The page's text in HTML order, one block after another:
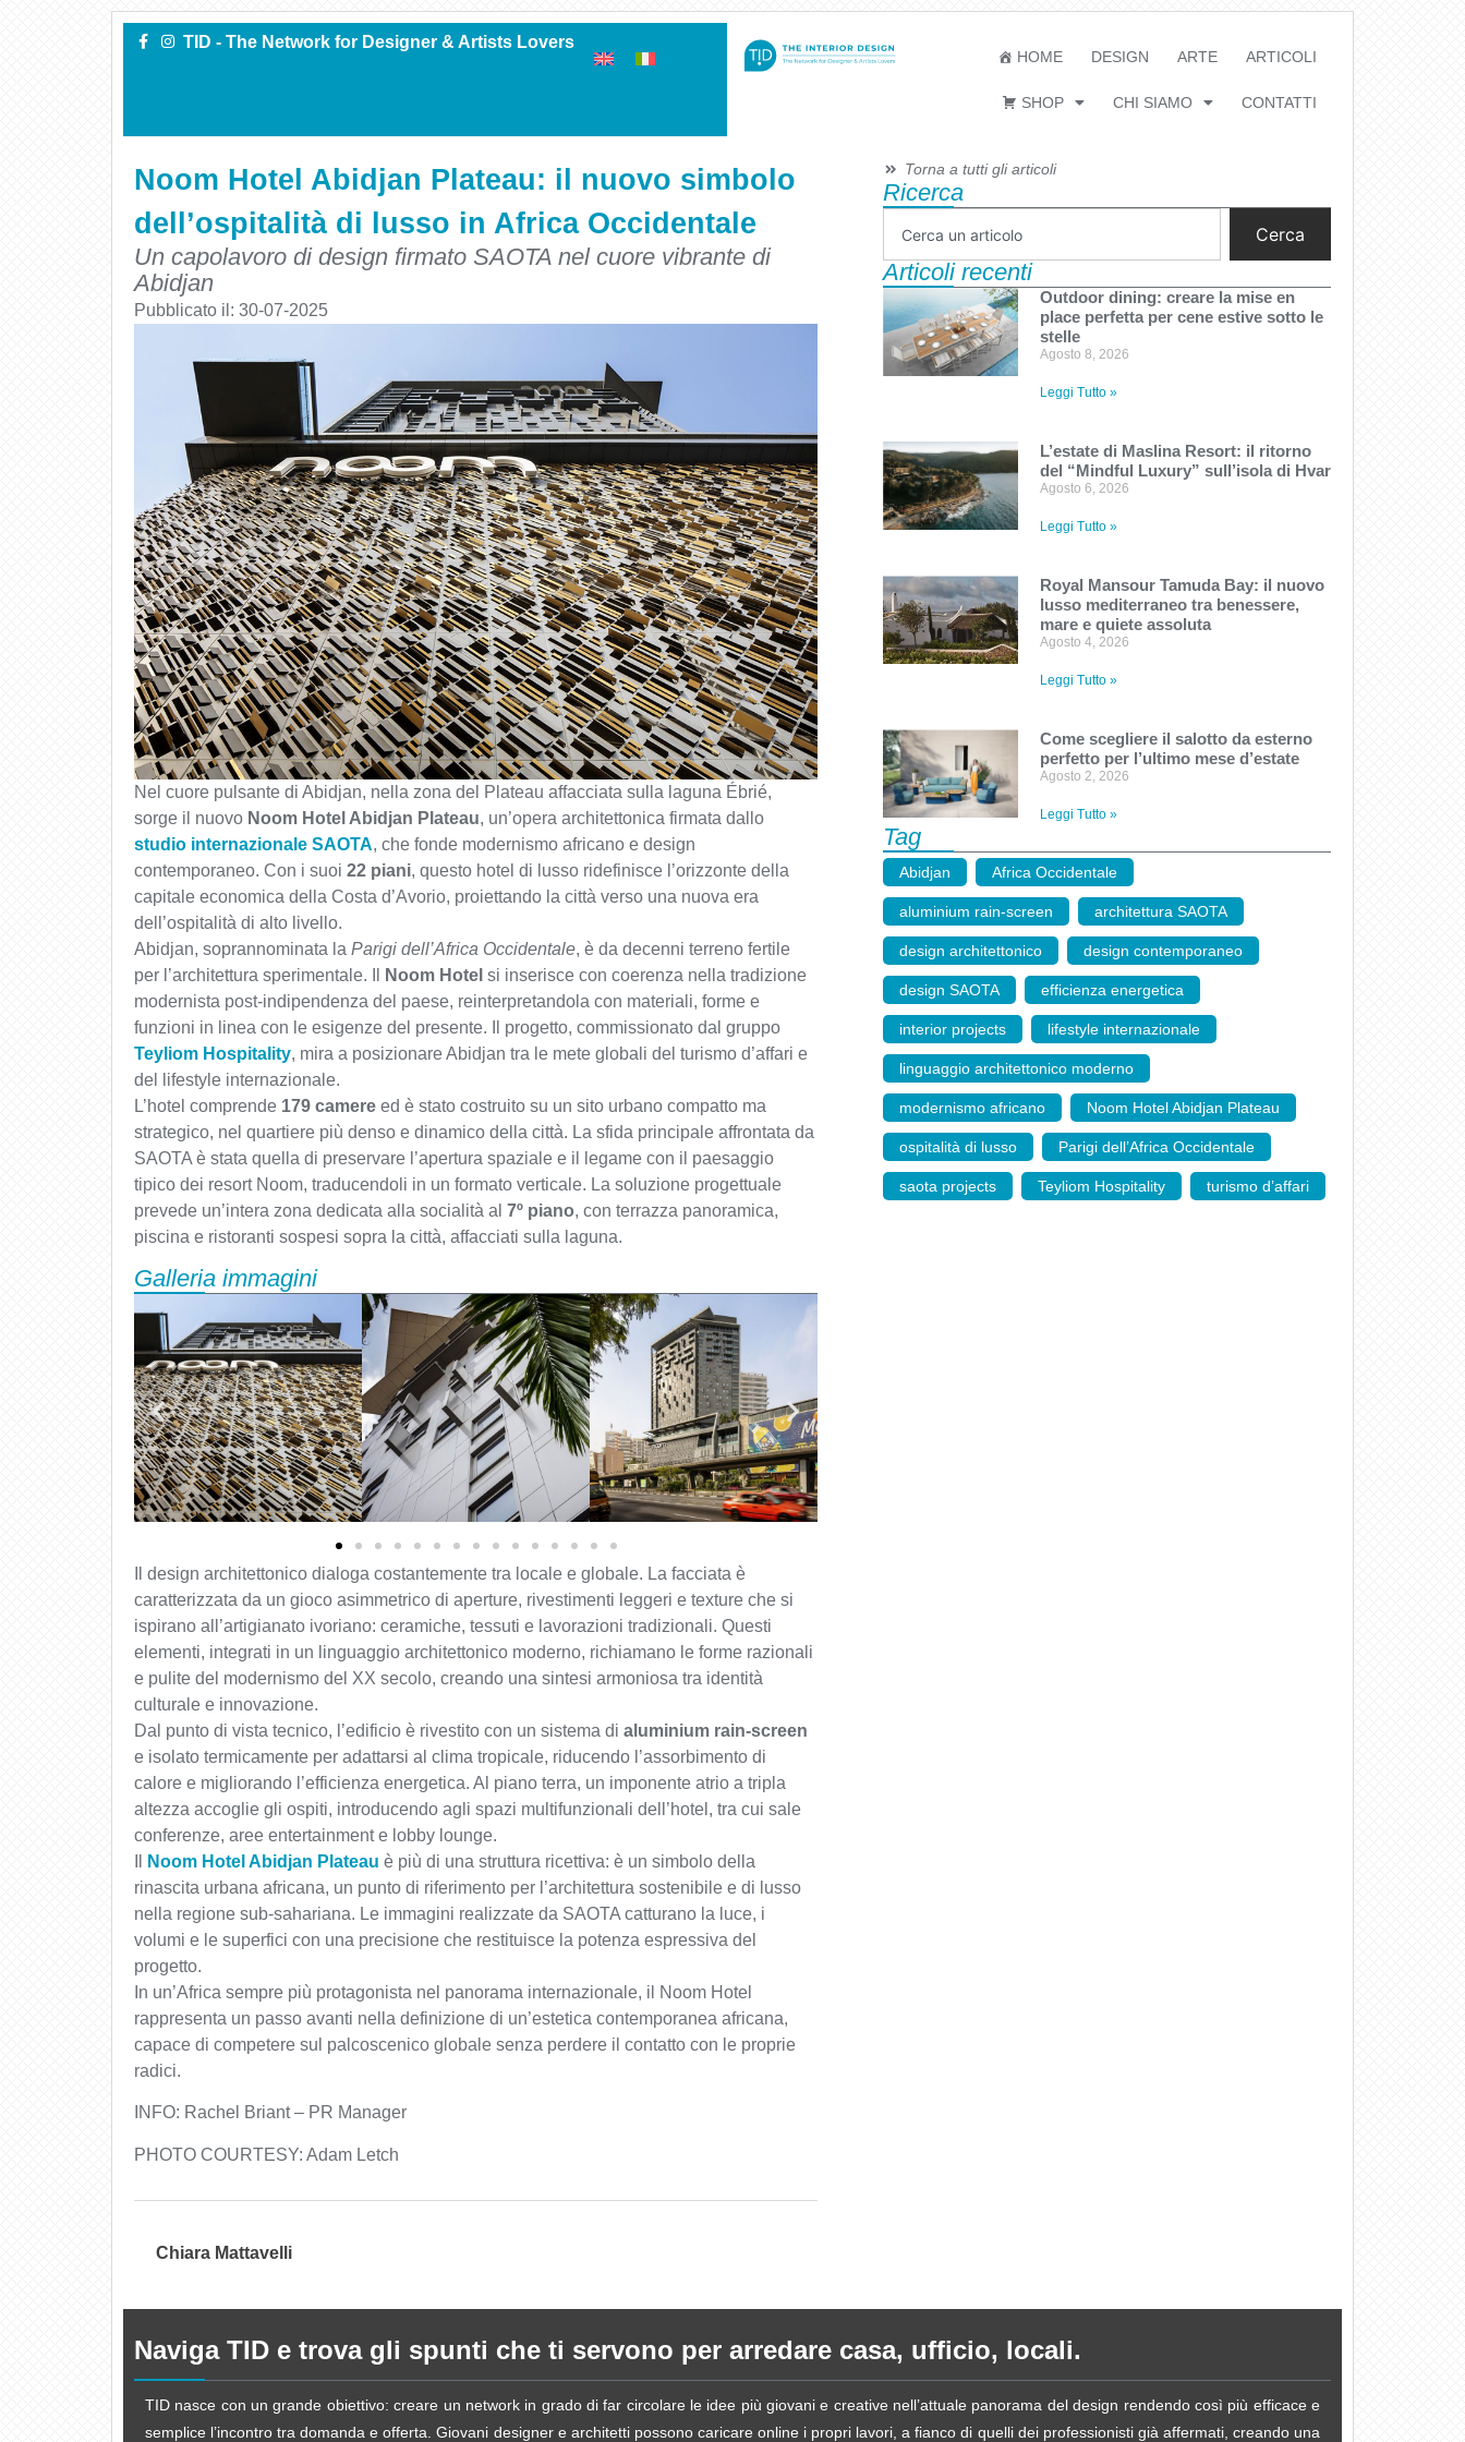
TID - The Network for Designer & Artists Lovers
HOME DESIGN ARTE ARTICOLI
SHOP CHI SIAMO CONTATTI
Noom Hotel Abidjan Plateau: il nuovo simbolo
dell’ospitalità di lusso in Africa Occidentale
Un capolavoro di design firmato SAOTA nel cuore vibrante di
Abidjan
Pubblicato il: 30-07-2025
Nel cuore pulsante di Abidjan, nella zona del Plateau affacciata sulla laguna Ébrié,
sorge il nuovo Noom Hotel Abidjan Plateau, un’opera architettonica firmata dallo
studio internazionale SAOTA, che fonde modernismo africano e design
contemporaneo. Con i suoi 22 piani, questo hotel di lusso ridefinisce l’orizzonte della
capitale economica della Costa d’Avorio, proiettando la città verso una nuova era
dell’ospitalità di alto livello.
Abidjan, soprannominata la Parigi dell’Africa Occidentale, è da decenni terreno fertile
per l’architettura sperimentale. Il
Noom Hotel si inserisce con coerenza nella tradizione
modernista post-indipendenza del paese, reinterpretandola con materiali, forme e
funzioni in linea con le esigenze del presente. Il progetto, commissionato dal gruppo
Teyliom Hospitality, mira a posizionare Abidjan tra le mete globali del turismo d’affari e
del lifestyle internazionale.
L’hotel comprende 179 camere ed è stato costruito su un sito urbano compatto ma
strategico, nel quartiere più denso e dinamico della città. La sfida principale affrontata da
SAOTA è stata quella di preservare l’apertura spaziale e il legame con il paesaggio
tipico dei resort Noom, traducendoli in un formato verticale. La soluzione progettuale
prevede un’intera zona dedicata alla socialità al 7º piano, con terrazza panoramica,
piscina e ristoranti sospesi sopra la città, affacciati sulla laguna.
Galleria immagini
Il design architettonico dialoga costantemente tra locale e globale. La facciata è
caratterizzata da un gioco asimmetrico di aperture, rivestimenti leggeri e texture che si
ispirano all’artigianato ivoriano: ceramiche, tessuti e lavorazioni tradizionali. Questi
elementi, integrati in un linguaggio architettonico moderno, richiamano le forme razionali
e pulite del modernismo del XX secolo, creando una sintesi armoniosa tra identità
culturale e innovazione.
Dal punto di vista tecnico, l’edificio è rivestito con un sistema di aluminium rain-screen
e isolato termicamente per adattarsi al clima tropicale, riducendo l’assorbimento di
calore e migliorando l’efficienza energetica. Al piano terra, un imponente atrio a tripla
altezza accoglie gli ospiti, introducendo agli spazi multifunzionali dell’hotel, tra cui sale
conferenze, aree entertainment e lobby lounge.
Noom Hotel Abidjan Plateau è più di una struttura ricettiva: è un simbolo della
rinascita urbana africana, un punto di riferimento per l’architettura sostenibile e di lusso
nella regione sub-sahariana. Le immagini realizzate da SAOTA catturano la luce, i
volumi e le superfici con una precisione che restituisce la potenza espressiva del
progetto.
In un’Africa sempre più protagonista nel panorama internazionale, il Noom Hotel
rappresenta un passo avanti nella definizione di un’estetica contemporanea africana,
capace di competere sul palcoscenico globale senza perdere il contatto con le proprie
radici.
INFO: Rachel Briant – PR Manager
PHOTO COURTESY: Adam Letch
Chiara Mattavelli
Torna a tutti gli articoli
Ricerca
Cerca
Articoli recenti
Outdoor dining: creare la mise en
place perfetta per cene estive sotto le
stelle
Agosto 8, 2026
Leggi Tutto »
L’estate di Maslina Resort: il ritorno
del “Mindful Luxury” sull’isola di Hvar
Agosto 6, 2026
Leggi Tutto »
Royal Mansour Tamuda Bay: il nuovo
lusso mediterraneo tra benessere,
mare e quiete assoluta
Agosto 4, 2026
Leggi Tutto »
Come scegliere il salotto da esterno
perfetto per l’ultimo mese d’estate
Agosto 2, 2026
Leggi Tutto »
Tag
Abidjan Africa Occidentale
aluminium rain-screen architettura SAOTA
design architettonico design contemporaneo
design SAOTA efficienza energetica
interior projects lifestyle internazionale
linguaggio architettonico moderno
modernismo africano Noom Hotel Abidjan Plateau
ospitalità di lusso Parigi dell’Africa Occidentale
saota projects Teyliom Hospitality turismo d’affari
Naviga TID e trova gli spunti che ti servono per arredare casa, ufficio, locali.
TID nasce con un grande obiettivo: creare un network in grado di far circolare le idee più giovani e creative nell’attuale panorama del design rendendo così più efficace e
semplice l’incontro tra domanda e offerta. Giovani designer e architetti possono caricare online i propri lavori, a fianco di quelli dei professionisti già affermati, creando una